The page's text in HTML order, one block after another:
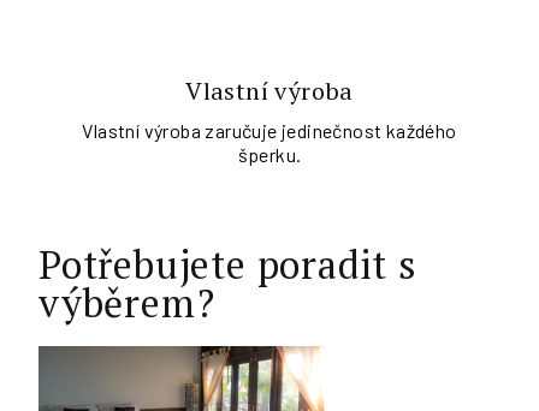
Vlastní výroba
Vlastní výroba zaručuje jedinečnost každého
šperku.
Potřebujete poradit s
výběrem?